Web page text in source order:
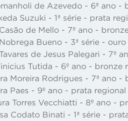
de Azevedo - 6º ano -
Suzuki - 1ª série - prata
de Mello - 7º ano -
Bueno - 3ª série -
de Jesus Palegari - 7º
Tutida - 6º ano - bronze
Moreira Rodrigues - 7º ano
Paes - 9º ano - prata
Torres Vecchiatti - 8º ano -
Codato Binati - 1ª série -